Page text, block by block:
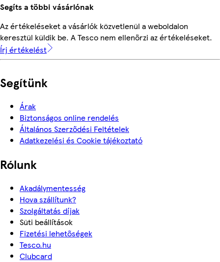
Segíts a többi vásárlónak
Az értékeléseket a vásárlók közvetlenül a weboldalon
keresztül küldik be. A Tesco nem ellenőrzi az értékeléseket.
Írj értékelést
Segítünk
Árak
Biztonságos online rendelés
Általános Szerződési Feltételek
Adatkezelési és Cookie tájékoztató
Rólunk
Akadálymentesség
Hova szállítunk?
Szolgáltatás díjak
Süti beállítások
Fizetési lehetőségek
Tesco.hu
Clubcard